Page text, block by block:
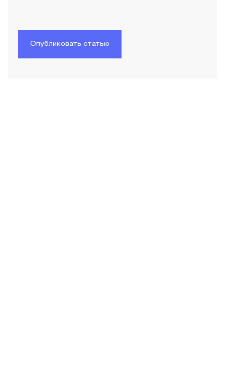
Опубликовать статью